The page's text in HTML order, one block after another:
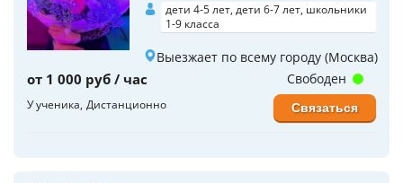
дети 4-5 лет, дети 6-7 лет, школьники
1-9 класса
Выезжает по всему городу (Москва)
от 1 000 руб / час
У ученика Дистанционно
Свободен
Связаться